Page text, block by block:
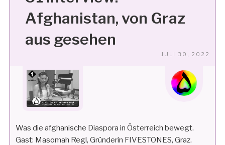
Afghanistan, von Graz
aus gesehen
JULI 30, 2022
Was die afghanische Diaspora in Österreich bewegt.
Gast: Masomah Regl, Gründerin FIVESTONES, Graz.